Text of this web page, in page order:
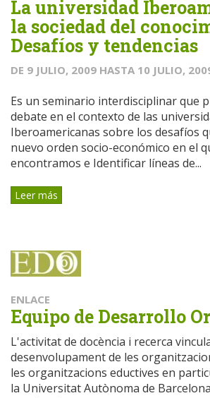
La universidad
la sociedad del
Desafíos y tendencias
DE 9 JULIO, 2009 HASTA 10 JULIO,
Es un seminario interdisciplinar que
debate en el contexto de las
Iberoamericanas sobre los desafíos
nuevo orden socio-económico en el
encontramos e Identificar líneas de...
Leer más
ENLACE
Equipo de Desarrollo
L'activitat de docència i recerca
desenvolupament de les
les organitzacions eductives en
la Universitat Autònoma de